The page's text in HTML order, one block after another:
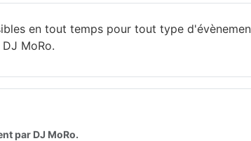
en tout temps pour tout type
MoRo.
par DJ MoRo.